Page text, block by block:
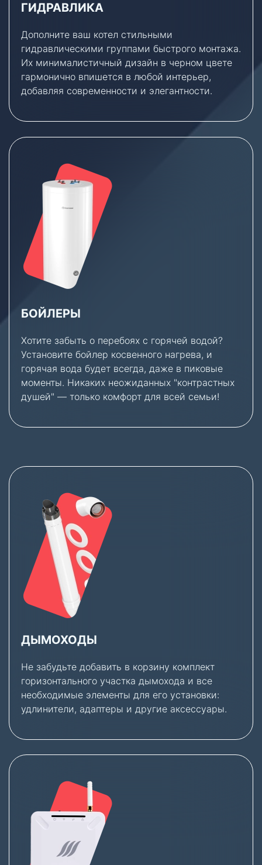
ГИДРАВЛИКА
Дополните ваш котел стильными
гидравлическими группами быстрого монтажа.
Их минималистичный дизайн в черном цвете
гармонично впишется в любой интерьер,
добавляя современности и элегантности.
БОЙЛЕРЫ
Хотите забыть о перебоях с горячей водой?
Установите бойлер косвенного нагрева, и
горячая вода будет всегда, даже в пиковые
моменты. Никаких неожиданных "контрастных
душей" — только комфорт для всей семьи!
ДЫМОХОДЫ
Не забудьте добавить в корзину комплект
горизонтального участка дымохода и все
необходимые элементы для его установки:
удлинители, адаптеры и другие аксессуары.